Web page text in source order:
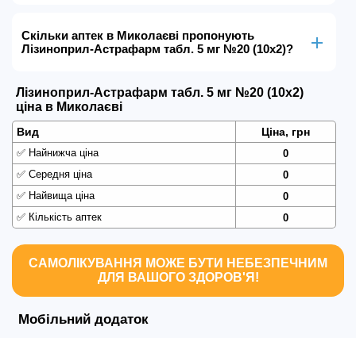
Скільки аптек в Миколаєві пропонують
Лізиноприл-Астрафарм табл. 5 мг №20 (10х2)?
Лізиноприл-Астрафарм табл. 5 мг №20 (10х2)
ціна в Миколаєві
Вид Ціна, грн
✅ Найнижча ціна
0
✅ Середня ціна
0
✅ Найвища ціна
0
✅ Кількість аптек 0
САМОЛІКУВАННЯ МОЖЕ БУТИ НЕБЕЗПЕЧНИМ
ДЛЯ ВАШОГО ЗДОРОВ'Я!
Мобільний додаток